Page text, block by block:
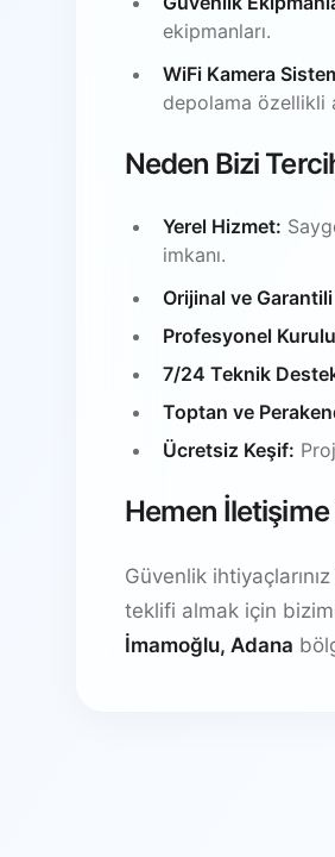
ekipmanları.
WiFi Kamera
depolama özellikli
Neden Bizi
Yerel Hizmet:
imkanı.
Orijinal ve
Profesyonel
7/24 Teknik
Toptan ve
Ücretsiz Keşif:
Hemen İletişime
Güvenlik
teklifi almak için
İmamoğlu, Adana